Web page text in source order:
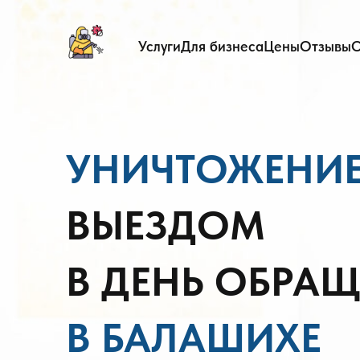
УслугиДля бизнесаЦеныОтзывы
ВЫЕЗДОМ
В ДЕНЬ
В БАЛАШИХЕ